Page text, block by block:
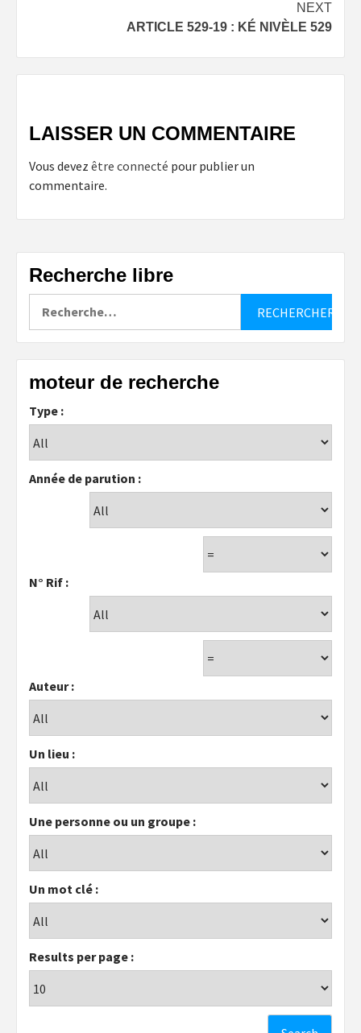
NEXT
ARTICLE 529-19 : KÉ NIVÈLE 529
LAISSER UN COMMENTAIRE
Vous devez être connecté pour publier un
commentaire.
Recherche libre
moteur de recherche
Type :
Année de parution :
N° Rif :
Auteur :
Un lieu :
Une personne ou un groupe :
Un mot clé :
Results per page :